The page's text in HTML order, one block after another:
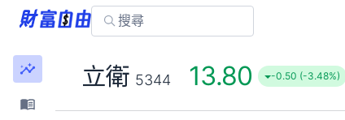
立衛 5344 13.80 -0.50 (-3.48%)